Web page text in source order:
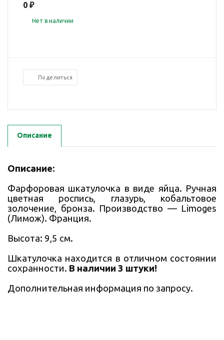
0 ₽
Нет в наличии
Поделиться
Описание
Описание:
Фарфоровая шкатулочка в виде яйца. Ручная
цветная роспись, глазурь, кобальтовое
золочение, бронза. Производство — Limoges
(Лимож). Франция.
Высота: 9,5 см.
Шкатулочка находится в отличном состоянии
сохранности. В наличии 3 штуки!
Дополнительная информация по запросу.